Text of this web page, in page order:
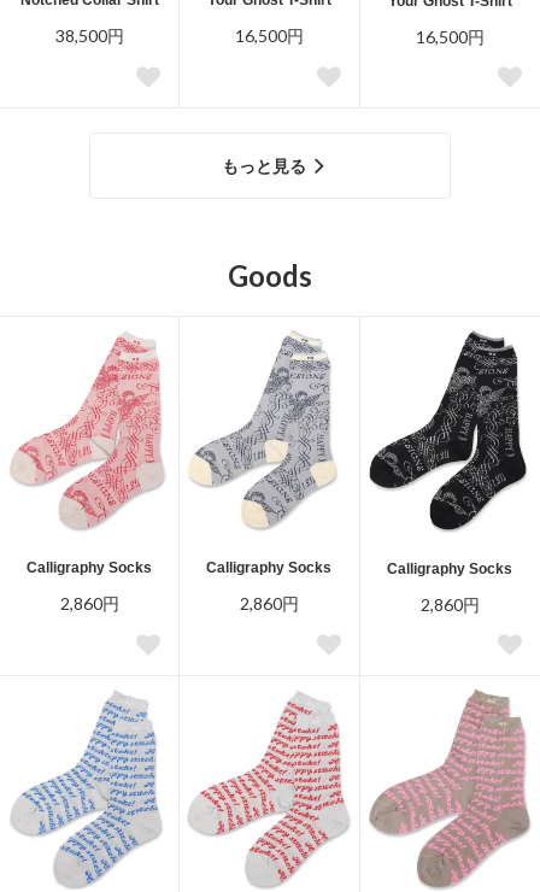
38,500円 16,500円 16,500円
もっと見る
Goods
Calligraphy Socks
2,860円
Calligraphy Socks
2,860円
Calligraphy Socks
2,860円